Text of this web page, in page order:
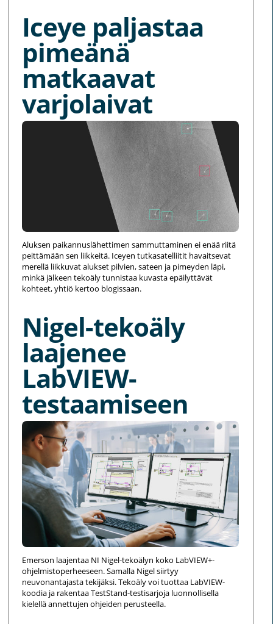
Iceye paljastaa
pimeänä
matkaavat
varjolaivat
Aluksen paikannuslähettimen sammuttaminen ei enää riitä
peittämään sen liikkeitä. Iceyen tutkasatelliitit havaitsevat
merellä liikkuvat alukset pilvien, sateen ja pimeyden läpi,
minkä jälkeen tekoäly tunnistaa kuvasta epäilyttävät
kohteet, yhtiö kertoo blogissaan.
Nigel-tekoäly
laajenee
LabVIEW-
testaamiseen
Emerson laajentaa NI Nigel-tekoälyn koko LabVIEW+-
ohjelmistoperheeseen. Samalla Nigel siirtyy
neuvonantajasta tekijäksi. Tekoäly voi tuottaa LabVIEW-
koodia ja rakentaa TestStand-testisarjoja luonnollisella
kielellä annettujen ohjeiden perusteella.